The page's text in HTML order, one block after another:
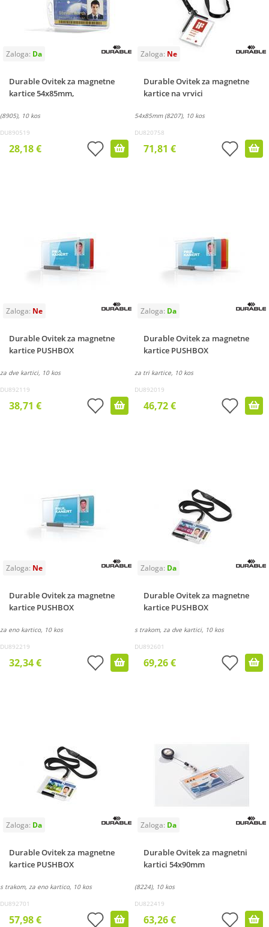
Durable Ovitek za magnetne
kartice 54x85mm,
(8905), 10 kos
DU890519
28,18 €
Durable Ovitek za magnetne
kartice na vrvici
54x85mm (8207), 10 kos
DU820758
71,81 €
Durable Ovitek za magnetne
kartice PUSHBOX
za dve kartici, 10 kos
DU892119
38,71 €
Durable Ovitek za magnetne
kartice PUSHBOX
za tri kartice, 10 kos
DU892019
46,72 €
Durable Ovitek za magnetne
kartice PUSHBOX
za eno kartico, 10 kos
DU892219
32,34 €
Durable Ovitek za magnetne
kartice PUSHBOX
s trakom, za dve kartici, 10 kos
DU892601
69,26 €
Durable Ovitek za magnetne
kartice PUSHBOX
s trakom, za eno kartico, 10 kos
DU892701
57,98 €
Durable Ovitek za magnetni
kartici 54x90mm
(8224), 10 kos
DU822419
63,26 €